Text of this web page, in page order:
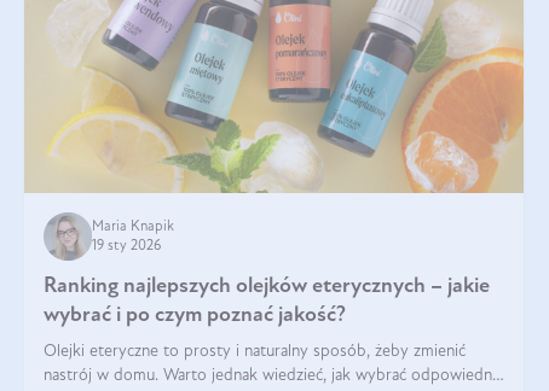
Maria Knapik
19 sty 2026
Ranking najlepszych olejków eterycznych – jakie
wybrać i po czym poznać jakość?
Olejki eteryczne to prosty i naturalny sposób, żeby zmienić
nastrój w domu. Warto jednak wiedzieć, jak wybrać odpowiednie